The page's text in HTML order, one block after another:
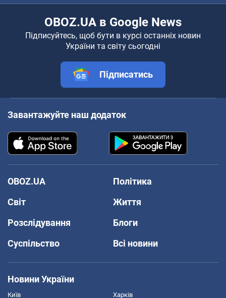
OBOZ.UA в Google News
Підписуйтесь, щоб бути в курсі останніх новин
України та світу сьогодні
Підписатись
Завантажуйте наш додаток
OBOZ.UA
Політика
Світ
Життя
Розслідування
Блоги
Суспільство
Всі новини
Новини України
Київ Харків